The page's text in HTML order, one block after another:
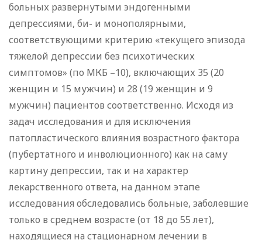
больных развернутыми эндогенными
депрессиями, би- и монополярными,
соответствующими критерию «текущего эпизода
тяжелой депрессии без психотических
симптомов» (по МКБ –10), включающих 35 (20
женщин и 15 мужчин) и 28 (19 женщин и 9
мужчин) пациентов соответственно. Исходя из
задач исследования и для исключения
патопластического влияния возрастного фактора
(пубертатного и инволюционного) как на саму
картину депрессии, так и на характер
лекарственного ответа, на данном этапе
исследования обследовались больные, заболевшие
только в среднем возрасте (от 18 до 55 лет),
находящиеся на стационарном лечении в